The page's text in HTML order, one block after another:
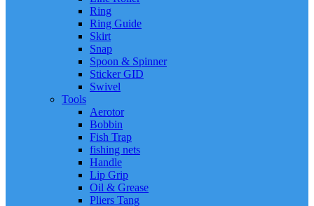
Ring
Ring Guide
Skirt
Snap
Spoon & Spinner
Sticker GID
Swivel
Tools
Aerotor
Bobbin
Fish Trap
fishing nets
Handle
Lip Grip
Oil & Grease
Pliers Tang